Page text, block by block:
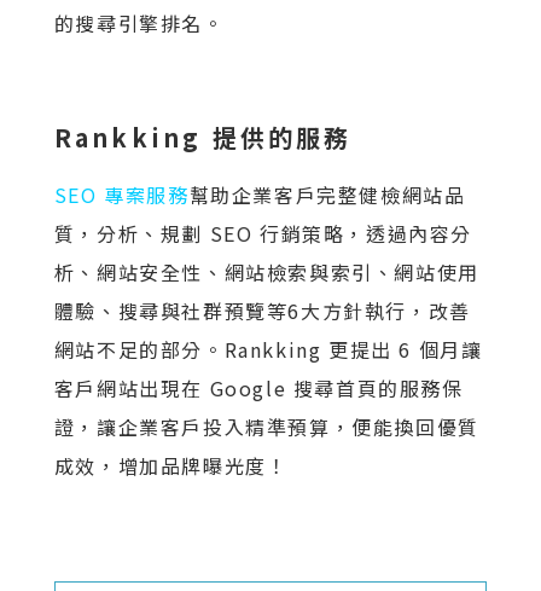
的搜尋引擎排名。
Rankking 提供的服務
SEO 專案服務幫助企業客戶完整健檢網站品
質，分析、規劃 SEO 行銷策略，透過內容分
析、網站安全性、網站檢索與索引、網站使用
體驗、搜尋與社群預覽等6大方針執行，改善
網站不足的部分。Rankking 更提出 6 個月讓
客戶網站出現在 Google 搜尋首頁的服務保
證，讓企業客戶投入精準預算，便能換回優質
成效，增加品牌曝光度！